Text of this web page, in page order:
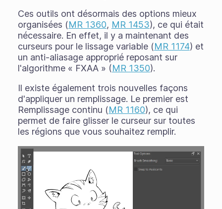
Ces outils ont désormais des options mieux
organisées (MR 1360, MR 1453), ce qui était
nécessaire. En effet, il y a maintenant des
curseurs pour le lissage variable (MR 1174) et
un anti-aliasage approprié reposant sur
l'algorithme « FXAA » (MR 1350).
Il existe également trois nouvelles façons
d'appliquer un remplissage. Le premier est
Remplissage continu (MR 1160), ce qui
permet de faire glisser le curseur sur toutes
les régions que vous souhaitez remplir.